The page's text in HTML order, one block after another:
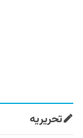
تحریریه